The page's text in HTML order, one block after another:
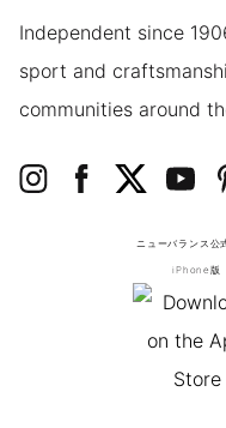
Independent since
sport and
communities around
ニューバランス公
iPhone版